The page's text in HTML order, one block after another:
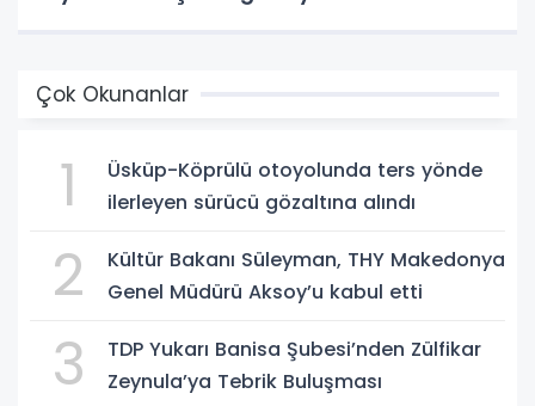
Çok Okunanlar
1
Üsküp-Köprülü otoyolunda ters yönde
ilerleyen sürücü gözaltına alındı
2
Kültür Bakanı Süleyman, THY Makedonya
Genel Müdürü Aksoy’u kabul etti
3
TDP Yukarı Banisa Şubesi’nden Zülfikar
Zeynula’ya Tebrik Buluşması